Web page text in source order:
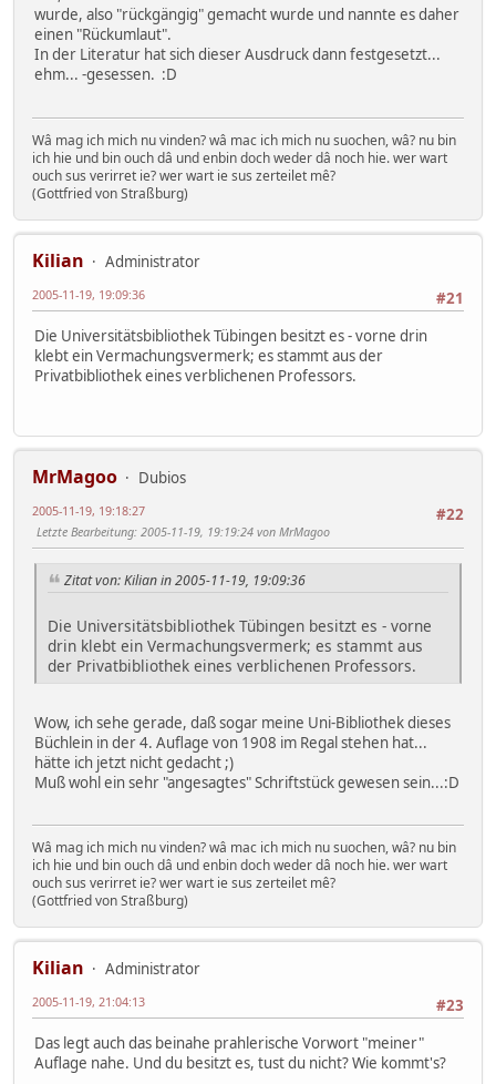
wurde, also "rückgängig" gemacht wurde und nannte es daher
einen "Rückumlaut".
In der Literatur hat sich dieser Ausdruck dann festgesetzt...
ehm... -gesessen. :D
Wâ mag ich mich nu vinden? wâ mac ich mich nu suochen, wâ? nu bin
ich hie und bin ouch dâ und enbin doch weder dâ noch hie. wer wart
ouch sus verirret ie? wer wart ie sus zerteilet mê?
(Gottfried von Straßburg)
Kilian
Administrator
#21
2005-11-19, 19:09:36
Die Universitätsbibliothek Tübingen besitzt es - vorne drin
klebt ein Vermachungsvermerk; es stammt aus der
Privatbibliothek eines verblichenen Professors.
MrMagoo
Dubios
#22
2005-11-19, 19:18:27
Letzte Bearbeitung: 2005-11-19, 19:19:24 von MrMagoo
Zitat von: Kilian in 2005-11-19, 19:09:36
Die Universitätsbibliothek Tübingen besitzt es - vorne
drin klebt ein Vermachungsvermerk; es stammt aus
der Privatbibliothek eines verblichenen Professors.
Wow, ich sehe gerade, daß sogar meine Uni-Bibliothek dieses
Büchlein in der 4. Auflage von 1908 im Regal stehen hat...
hätte ich jetzt nicht gedacht ;)
Muß wohl ein sehr "angesagtes" Schriftstück gewesen sein...:D
Wâ mag ich mich nu vinden? wâ mac ich mich nu suochen, wâ? nu bin
ich hie und bin ouch dâ und enbin doch weder dâ noch hie. wer wart
ouch sus verirret ie? wer wart ie sus zerteilet mê?
(Gottfried von Straßburg)
Kilian
Administrator
#23
2005-11-19, 21:04:13
Das legt auch das beinahe prahlerische Vorwort "meiner"
Auflage nahe. Und du besitzt es, tust du nicht? Wie kommt's?